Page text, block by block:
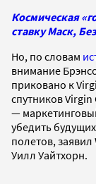
Космическая
ставку Маск,
Но, по словам
внимание
приковано к
спутников
—
убедить
полетов,
Уилл Уайтхорн.